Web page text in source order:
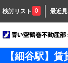
検討リスト 0 最近
【細谷駅】